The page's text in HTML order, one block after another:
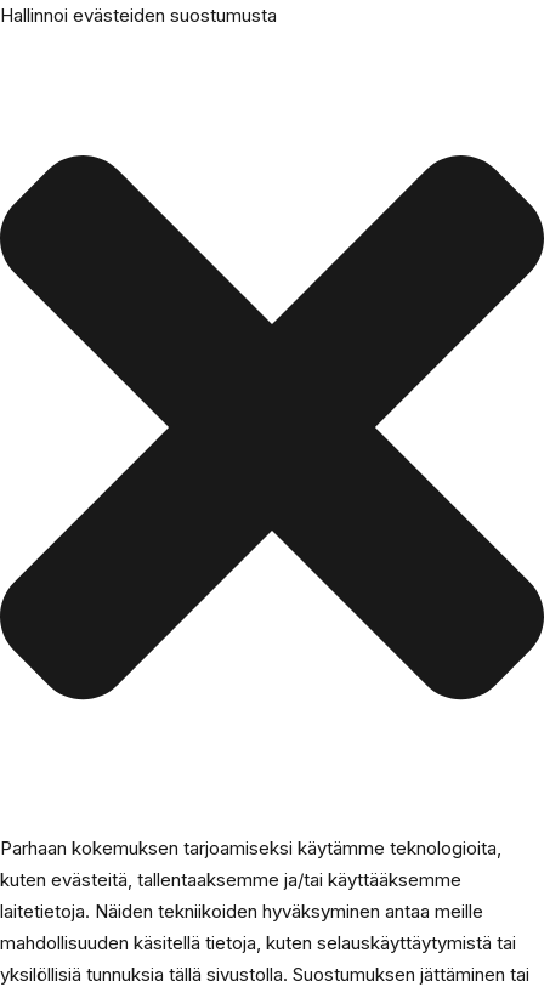
Hallinnoi evästeiden suostumusta
Parhaan kokemuksen tarjoamiseksi käytämme teknologioita,
kuten evästeitä, tallentaaksemme ja/tai käyttääksemme
laitetietoja. Näiden tekniikoiden hyväksyminen antaa meille
mahdollisuuden käsitellä tietoja, kuten selauskäyttäytymistä tai
yksilöllisiä tunnuksia tällä sivustolla. Suostumuksen jättäminen tai